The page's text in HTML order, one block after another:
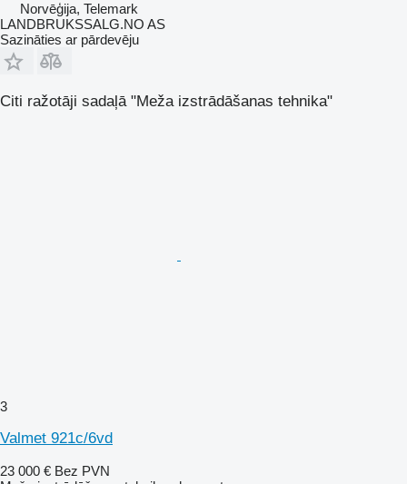
Norvēģija, Telemark
LANDBRUKSSALG.NO AS
Sazināties ar pārdevēju
Citi ražotāji sadaļā "Meža izstrādāšanas tehnika"
3
Valmet 921c/6vd
23 000 € Bez PVN